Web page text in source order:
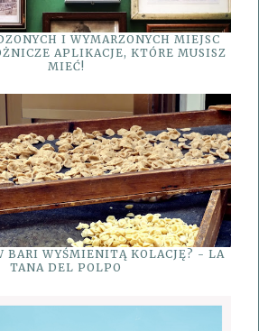
I WYMARZONYCH MIEJSC
APLIKACJE, KTÓRE MUSISZ
MIEĆ!
BARI WYŚMIENITĄ KOLACJĘ? - LA
TANA DEL POLPO